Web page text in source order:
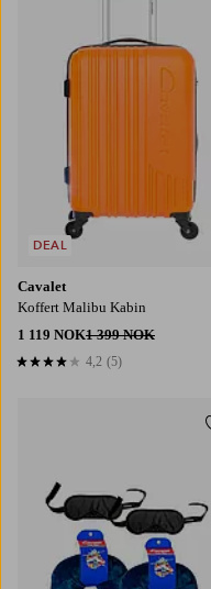
Cavalet
Koffert Malibu Kabin
1 119 NOK1 399 NOK
4,2 basert på 5 karaktergivninger
4,2 (5)
DEAL